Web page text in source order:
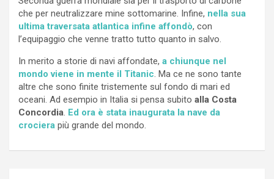
che per neutralizzare mine sottomarine. Infine, nella sua
ultima traversata atlantica infine affondò, con
l’equipaggio che venne tratto tutto quanto in salvo.
In merito a storie di navi affondate, a chiunque nel
mondo viene in mente il Titanic. Ma ce ne sono tante
altre che sono finite tristemente sul fondo di mari ed
oceani. Ad esempio in Italia si pensa subito alla Costa
Concordia. Ed ora è stata inaugurata la nave da
crociera più grande del mondo.